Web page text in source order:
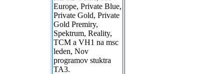
Europe, Private Blue,
Private Gold, Private
Gold Premiry,
Spektrum, Reality,
TCM a VH1 na msc
leden, Nov
programov stuktra
TA3.